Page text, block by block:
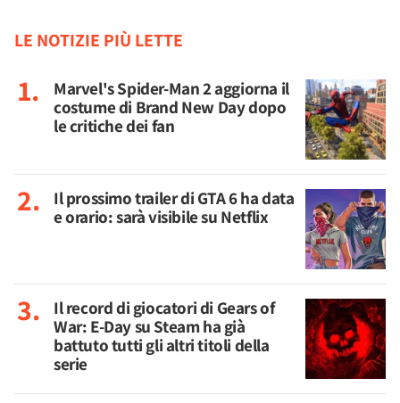
LE NOTIZIE PIÙ LETTE
Marvel's Spider-Man 2 aggiorna il
costume di Brand New Day dopo
le critiche dei fan
Il prossimo trailer di GTA 6 ha data
e orario: sarà visibile su Netflix
Il record di giocatori di Gears of
War: E-Day su Steam ha già
battuto tutti gli altri titoli della
serie